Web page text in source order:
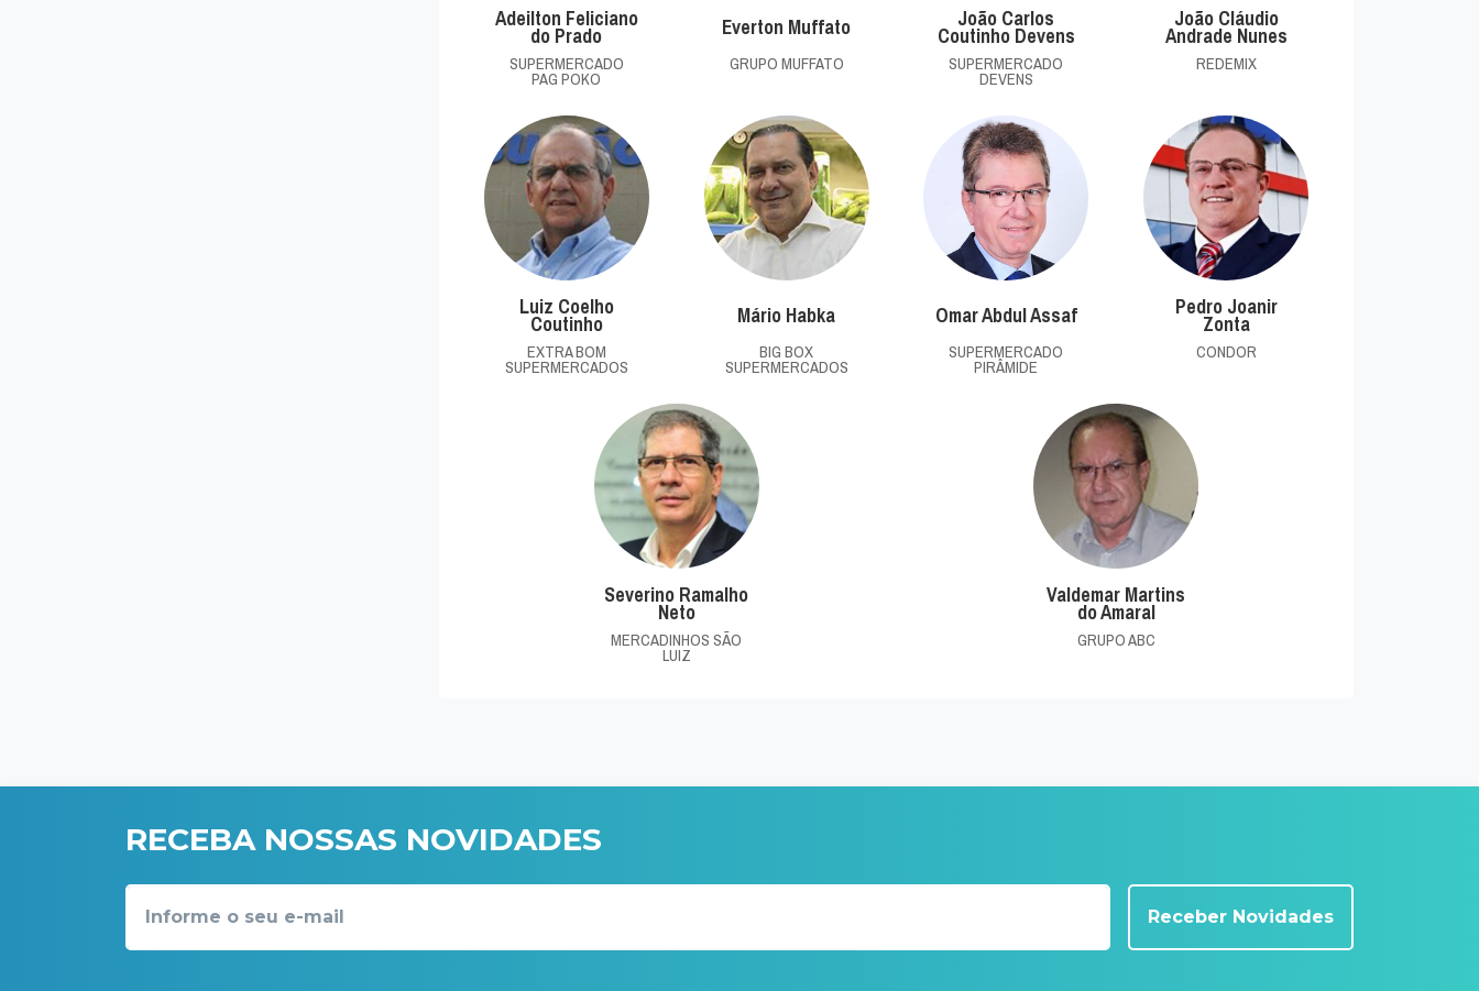
Adeilton Feliciano
do Prado
SUPERMERCADO
PAG POKO
Everton Muffato
GRUPO MUFFATO
João Carlos
Coutinho Devens
SUPERMERCADO
DEVENS
João Cláudio
Andrade Nunes
REDEMIX
Luiz Coelho
Coutinho
EXTRA BOM
SUPERMERCADOS
Mário Habka
BIG BOX
SUPERMERCADOS
Omar Abdul Assaf
SUPERMERCADO
PIRÂMIDE
Pedro Joanir
Zonta
CONDOR
Severino Ramalho
Neto
MERCADINHOS SÃO
LUIZ
Valdemar Martins
do Amaral
GRUPO ABC
RECEBA NOSSAS NOVIDADES
Receber Novidades